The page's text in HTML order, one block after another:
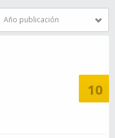
Año publicación
10